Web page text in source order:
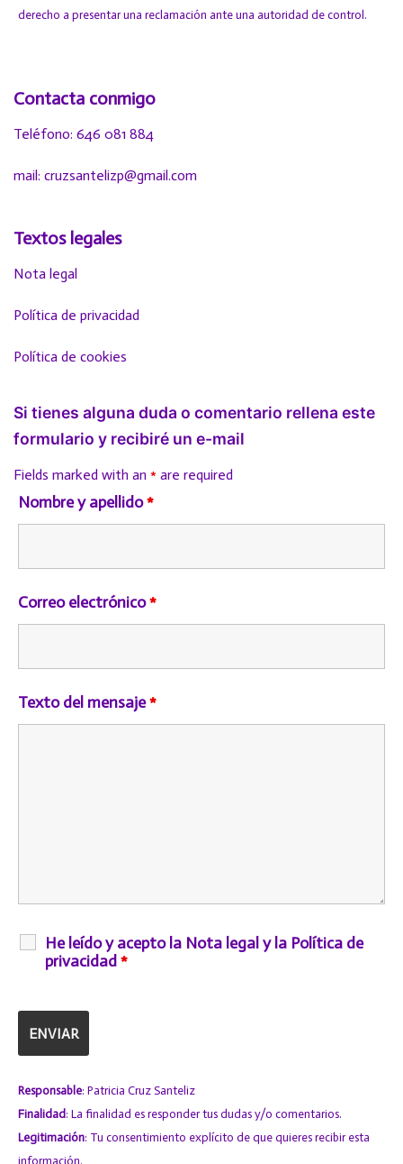
derecho a presentar una reclamación ante una autoridad de control.
Contacta conmigo
Teléfono: 646 081 884
mail: cruzsantelizp@gmail.com
Textos legales
Nota legal
Política de privacidad
Política de cookies
Si tienes alguna duda o comentario rellena este
formulario y recibiré un e-mail
Fields marked with an * are required
Nombre y apellido*
Correo electrónico*
Texto del mensaje*
He leído y acepto la Nota legal y la Política de
privacidad *
Responsable: Patricia Cruz Santeliz
Finalidad: La finalidad es responder tus dudas y/o comentarios.
Legitimación: Tu consentimiento explícito de que quieres recibir esta
información.